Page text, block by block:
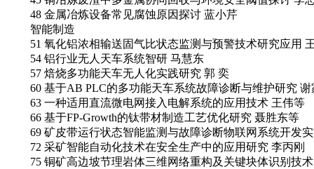
48 金属冶炼设备常见腐蚀原因探讨 蓝小芹
智能制造
51 氧化铝浓相输送固气比状态监测与预警技术研究应用
54 铝行业无人天车系统智研 马慧东
57 焙烧多功能天车无人化实践研究 郭 奕
60 基于AB PLC的多功能天车系统故障诊断与维护研究 谢
63 一种适用直流微电网接入电解系统的应用技术 王伟等
66 基于FP-Growth的钛带材制造工艺优化研究 聂胜东等
69 矿皮带运行状态智能监测与故障诊断物联网系统开发
72 采矿智能自动化技术在安全生产中的应用研究 李丙刚
75 铜矿高边坡节理岩体三维网络重构及关键块体识别技